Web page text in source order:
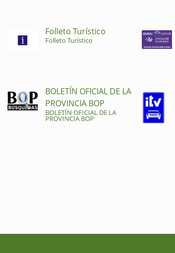
Folleto Turístico
Folleto Turístico
BOLETÍN OFICIAL DE LA
PROVINCIA BOP
BOLETÍN OFICIAL DE LA
PROVINCIA BOP